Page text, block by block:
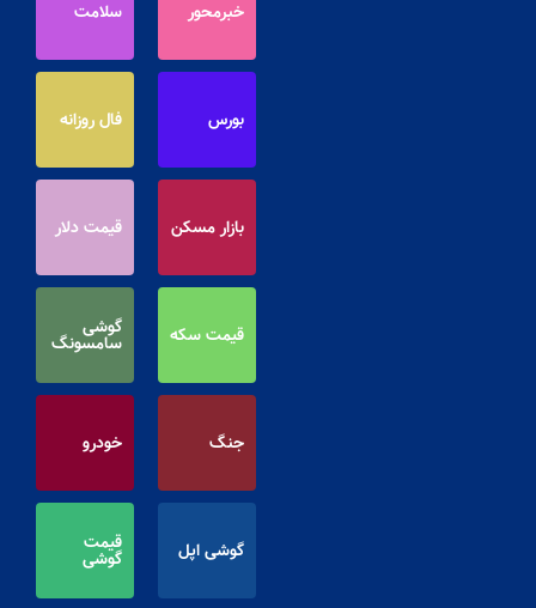
خبرمحور سلامت
بورس فال روزانه
بازار مسکن قیمت دلار
قیمت سکه گوشی
سامسونگ
جنگ خودرو
گوشی اپل قیمت
گوشی